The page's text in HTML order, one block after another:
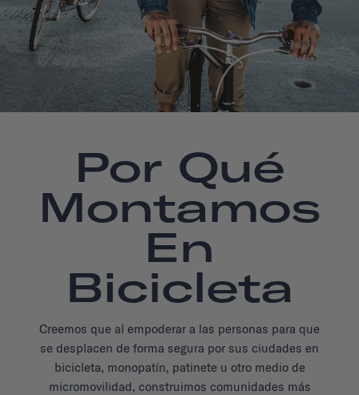
Por Qué
Montamos
En
Bicicleta
Creemos que al empoderar a las personas para que
se desplacen de forma segura por sus ciudades en
bicicleta, monopatín, patinete u otro medio de
micromovilidad, construimos comunidades más